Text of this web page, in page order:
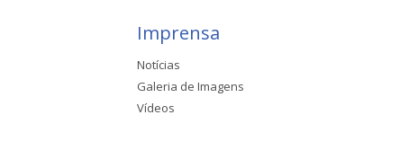
Imprensa
Notícias
Galeria de Imagens
Vídeos